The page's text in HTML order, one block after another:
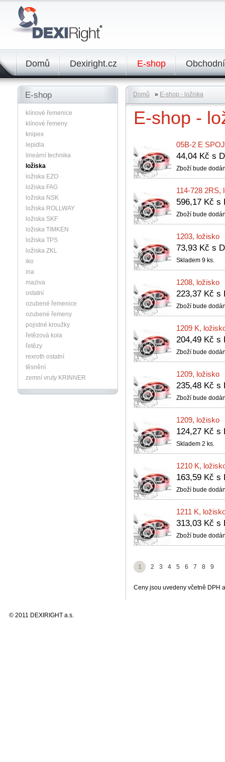
Domů Dexiright.cz E-shop
Domů » E-shop - ložiska
E-shop -
05B-2 E
44,04 Kč s
Zboží bude
114-728 2RS,
596,17 Kč s
Zboží bude
1203, ložisko
73,93 Kč s
Skladem 9 ks.
1208, ložisko
223,37 Kč s
Zboží bude
1209 K,
204,49 Kč s
Zboží bude
1209, ložisko
235,48 Kč s
Zboží bude
1209, ložisko
124,27 Kč s
Skladem 2 ks.
1210 K,
163,59 Kč s
Zboží bude
1211 K,
313,03 Kč s
Zboží bude
1 2 3 4 5 6 7 8 9
Ceny jsou uvedeny včetně DPH
E-shop
klínové řemenice
klínové řemeny
knipex
lepidla
lineární technika
ložiska
ložiska EZO
ložiska FAG
ložiska NSK
ložiska ROLLWAY
ložiska SKF
ložiska TIMKEN
ložiska TPS
ložiska ZKL
iko
ina
maziva
ostatní
ozubené řemenice
ozubené řemeny
pojistné kroužky
řetězová kola
řetězy
rexroth ostatní
těsnění
zemní vruty KRINNER
© 2011 DEXIRIGHT a.s.